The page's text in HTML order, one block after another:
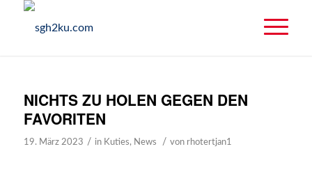
NICHTS ZU HOLEN GEGEN DEN
FAVORITEN
19. März 2023 / in Kuties, News / von rhotertjan1